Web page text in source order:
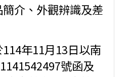
介、外觀辨識及差
年11月13日以南
號函及